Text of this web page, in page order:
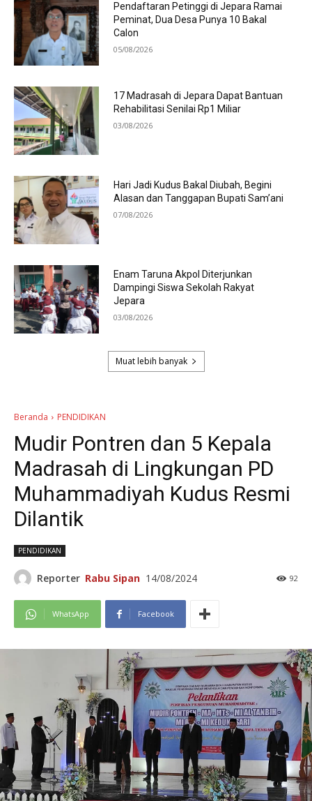
Pendaftaran Petinggi di Jepara Ramai
Peminat, Dua Desa Punya 10 Bakal
Calon
05/08/2026
17 Madrasah di Jepara Dapat Bantuan
Rehabilitasi Senilai Rp1 Miliar
03/08/2026
Hari Jadi Kudus Bakal Diubah, Begini
Alasan dan Tanggapan Bupati Sam’ani
07/08/2026
Enam Taruna Akpol Diterjunkan
Dampingi Siswa Sekolah Rakyat
Jepara
03/08/2026
Muat lebih banyak